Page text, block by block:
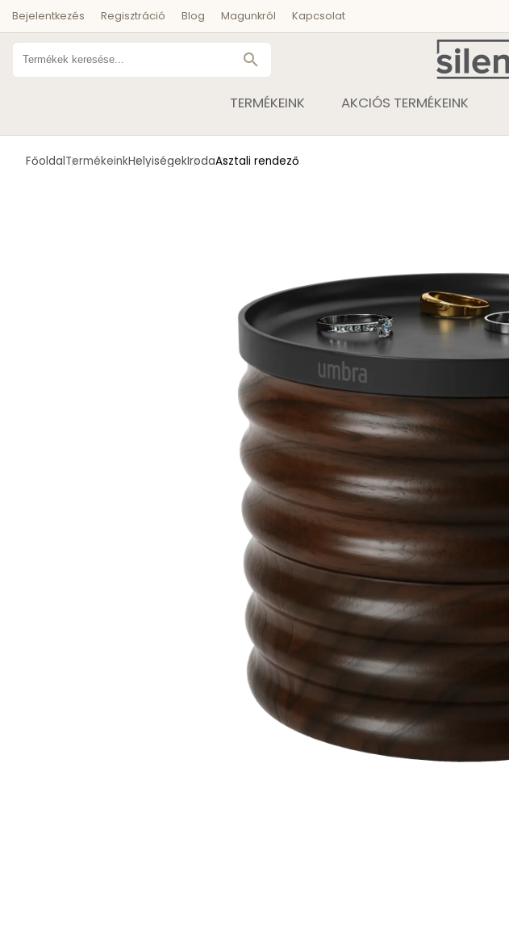
Bejelentkezés Regisztráció Blog Magunkról Kapcsolat
search
TERMÉKEINK AKCIÓS TERMÉKEINK
FőoldalTermékeinkHelyiségekIrodaAsztali rendező